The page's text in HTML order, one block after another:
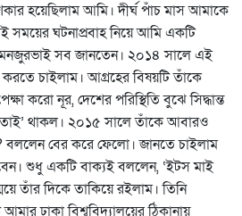
শিকার হয়েছিলাম আমি। দীর্ঘ পাঁচ মাস আমাকে
সময়ের ঘটনাপ্রবাহ নিয়ে আমি একটি
মনজুরভাই সব জানতেন। ২০১৪ সালে এই
চাইলাম। আগ্রহের বিষয়টি তাঁকে
করো নূর, দেশের পরিস্থিতি বুঝে সিদ্ধান্ত
থাকল। ২০১৫ সালে তাঁকে আবারও
বের করে ফেলো। জানতে চাইলাম
শুধু একটি বাক্যই বললেন, ‘ইটস মাই
তাঁর দিকে তাকিয়ে রইলাম। তিনি
ঢাকা বিশ্ববিদ্যালয়ের ঠিকানায়